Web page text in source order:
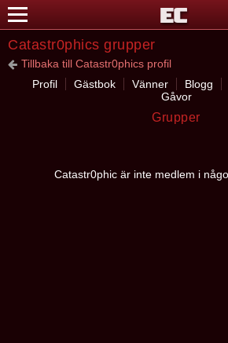
Catastr0phics grupper
Tillbaka till Catastr0phics profil
Profil
Gästbok Vänner Blogg
Gåvor
Grupper
Catastr0phic är inte medlem i